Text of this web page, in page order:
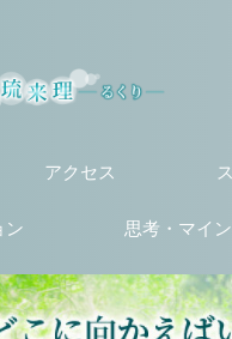
アクセス
ン 思考・マイ